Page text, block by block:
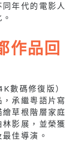
年代的電影人
作品回
數碼修復版）
承繼粵語片寫
草根階層家庭
影展，並榮獲
佳導演。